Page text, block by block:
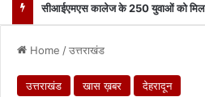
सीआईएमएस कालेज के 250 युवाओं को
Home /उत्तराखंड
उत्तराखंड खास ख़बर देहरादून